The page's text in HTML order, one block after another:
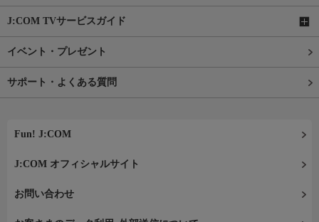
J:COM TVサービスガイド
イベント・プレゼント
サポート・よくある質問
Fun! J:COM
J:COM オフィシャルサイト
お問い合わせ